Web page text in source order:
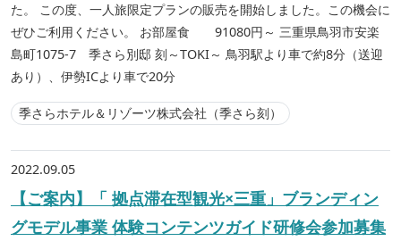
た。 この度、一人旅限定プランの販売を開始しました。この機会に
ぜひご利用ください。 お部屋食 91080円～ 三重県鳥羽市安楽
島町1075‐7 季さら別邸 刻～TOKI～ 鳥羽駅より車で約8分（送迎
あり）、伊勢ICより車で20分
季さらホテル＆リゾーツ株式会社（季さら刻）
2022.09.05
【ご案内】「 拠点滞在型観光×三重」ブランディン
グモデル事業 体験コンテンツガイド研修会参加募集